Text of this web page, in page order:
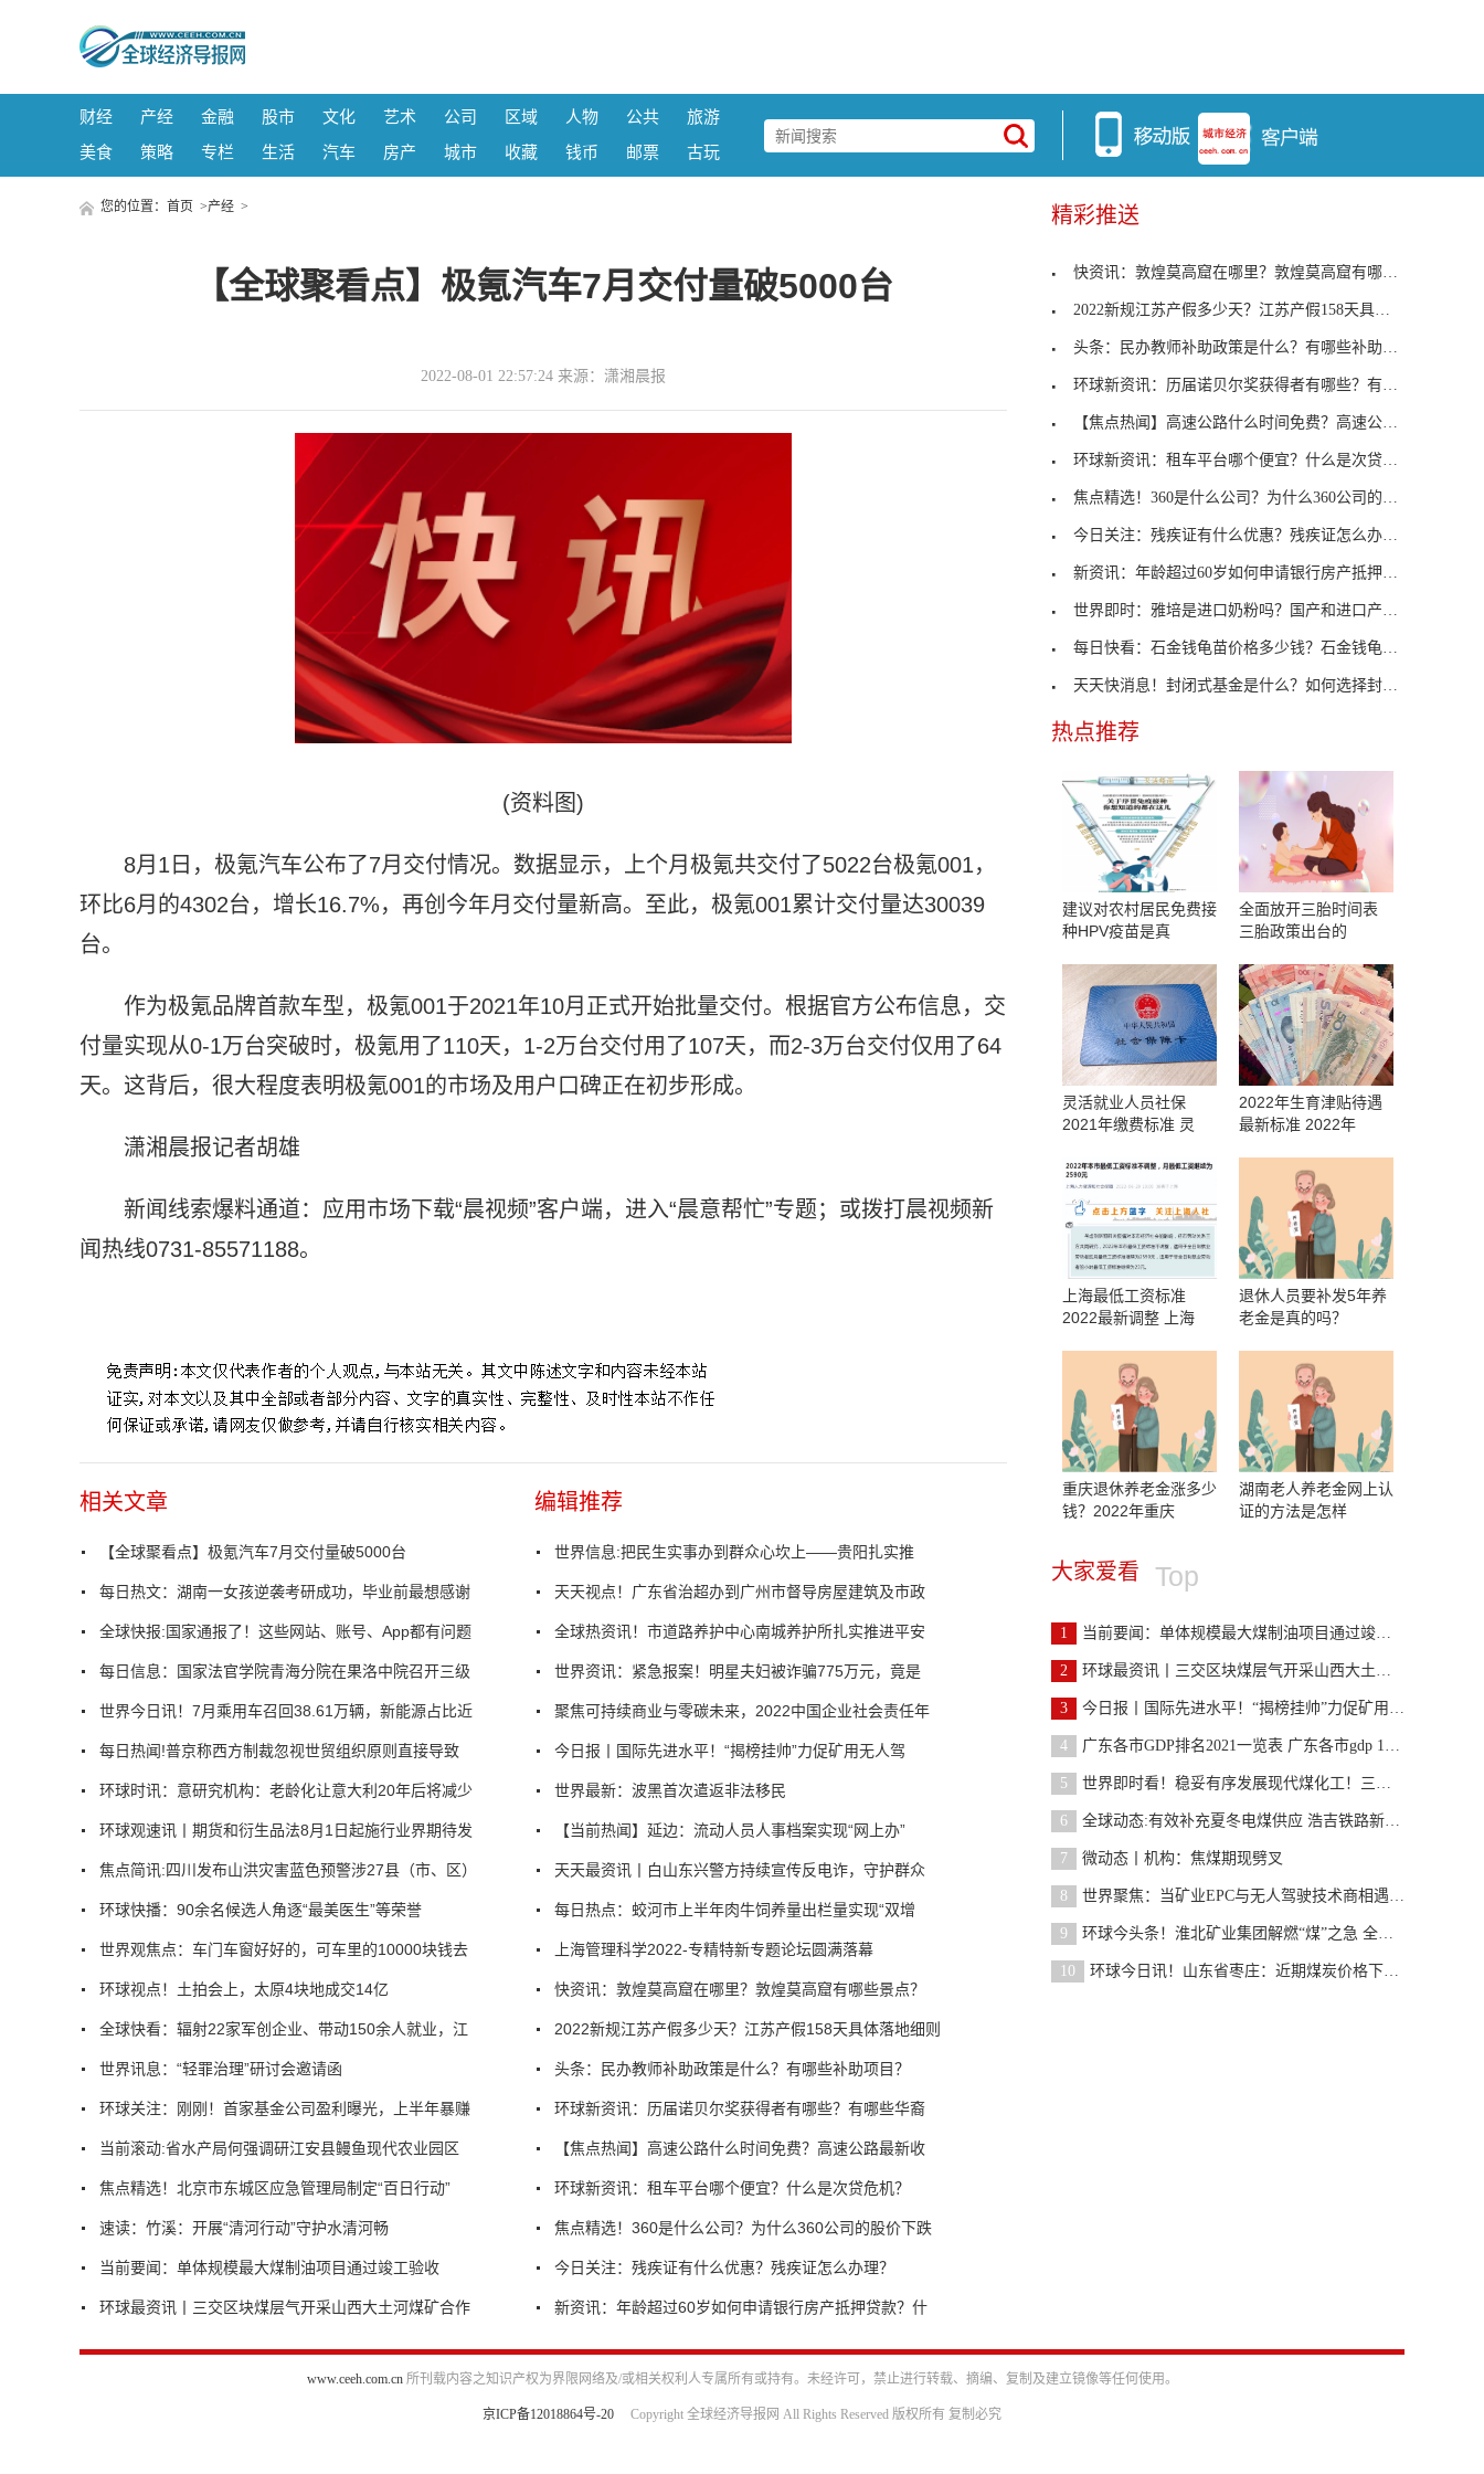
财经 产经 金融 股市 文化 艺术 公司 区域 人物 公共
旅游
美食
策略 专栏 生活 汽车 房产 城市 收藏 钱币 邮票 古玩
您的位置： 首页 >产经 >
【全球聚看点】极氪汽车7月交付量破5000台
2022-08-01 22:57:24 来源：潇湘晨报
(资料图)
8月1日，极氪汽车公布了7月交付情况。数据显示，上个月极氪共交付了5022台极氪001，
环比6月的4302台，增长16.7%，再创今年月交付量新高。至此，极氪001累计交付量达30039
台。
作为极氪品牌首款车型，极氪001于2021年10月正式开始批量交付。根据官方公布信息，交
付量实现从0-1万台突破时，极氪用了110天，1-2万台交付用了107天，而2-3万台交付仅用了64
天。这背后，很大程度表明极氪001的市场及用户口碑正在初步形成。
潇湘晨报记者胡雄
新闻线索爆料通道：应用市场下载“晨视频”客户端，进入“晨意帮忙”专题；或拨打晨视频新
闻热线0731-85571188。
相关文章
【全球聚看点】极氪汽车7月交付量破5000台
每日热文：湖南一女孩逆袭考研成功，毕业前最想感谢
全球快报:国家通报了！这些网站、账号、App都有问题
每日信息：国家法官学院青海分院在果洛中院召开三级
世界今日讯！7月乘用车召回38.61万辆，新能源占比近
每日热闻!普京称西方制裁忽视世贸组织原则直接导致
环球时讯：意研究机构：老龄化让意大利20年后将减少
环球观速讯丨期货和衍生品法8月1日起施行业界期待发
焦点简讯:四川发布山洪灾害蓝色预警涉27县（市、区）
环球快播：90余名候选人角逐“最美医生”等荣誉
世界观焦点：车门车窗好好的，可车里的10000块钱去
环球视点！土拍会上，太原4块地成交14亿
全球快看：辐射22家军创企业、带动150余人就业，江
世界讯息：“轻罪治理”研讨会邀请函
环球关注：刚刚！首家基金公司盈利曝光，上半年暴赚
当前滚动:省水产局何强调研江安县鳗鱼现代农业园区
焦点精选！北京市东城区应急管理局制定“百日行动”
速读：竹溪：开展“清河行动”守护水清河畅
当前要闻：单体规模最大煤制油项目通过竣工验收
环球最资讯丨三交区块煤层气开采山西大土河煤矿合作
编辑推荐
世界信息:把民生实事办到群众心坎上——贵阳扎实推
天天视点！广东省治超办到广州市督导房屋建筑及市政
全球热资讯！市道路养护中心南城养护所扎实推进平安
世界资讯：紧急报案！明星夫妇被诈骗775万元，竟是
聚焦可持续商业与零碳未来，2022中国企业社会责任年
今日报丨国际先进水平！“揭榜挂帅”力促矿用无人驾
世界最新：波黑首次遣返非法移民
【当前热闻】延边：流动人员人事档案实现“网上办”
天天最资讯丨白山东兴警方持续宣传反电诈，守护群众
每日热点：蛟河市上半年肉牛饲养量出栏量实现“双增
上海管理科学2022-专精特新专题论坛圆满落幕
快资讯：敦煌莫高窟在哪里？敦煌莫高窟有哪些景点？
2022新规江苏产假多少天？江苏产假158天具体落地细则
头条：民办教师补助政策是什么？有哪些补助项目？
环球新资讯：历届诺贝尔奖获得者有哪些？有哪些华裔
【焦点热闻】高速公路什么时间免费？高速公路最新收
环球新资讯：租车平台哪个便宜？什么是次贷危机？
焦点精选！360是什么公司？为什么360公司的股价下跌
今日关注：残疾证有什么优惠？残疾证怎么办理？
新资讯：年龄超过60岁如何申请银行房产抵押贷款？什
精彩推送
快资讯：敦煌莫高窟在哪里？敦煌莫高窟有哪些景点？
2022新规江苏产假多少天？江苏产假158天具体落地细则
头条：民办教师补助政策是什么？有哪些补助项目？
环球新资讯：历届诺贝尔奖获得者有哪些？有哪些华裔
【焦点热闻】高速公路什么时间免费？高速公路最新收
环球新资讯：租车平台哪个便宜？什么是次贷危机？
焦点精选！360是什么公司？为什么360公司的股价下跌
今日关注：残疾证有什么优惠？残疾证怎么办理？
新资讯：年龄超过60岁如何申请银行房产抵押贷款？什
世界即时：雅培是进口奶粉吗？国产和进口产品的区别
每日快看：石金钱龟苗价格多少钱？石金钱龟统一定价
天天快消息！封闭式基金是什么？如何选择封闭式基金
热点推荐
建议对农村居民免费接
种HPV疫苗是真
全面放开三胎时间表
三胎政策出台的
灵活就业人员社保
2021年缴费标准 灵
2022年生育津贴待遇
最新标准 2022年
上海最低工资标准
2022最新调整 上海
退休人员要补发5年养
老金是真的吗？
重庆退休养老金涨多少
钱？2022年重庆
湖南老人养老金网上认
证的方法是怎样
大家爱看 Top
1 当前要闻：单体规模最大煤制油项目通过竣工验收
2 环球最资讯丨三交区块煤层气开采山西大土河煤矿合作
3 今日报丨国际先进水平！“揭榜挂帅”力促矿用无人驾
4 广东各市GDP排名2021一览表 广东各市gdp 10年全国排名
5 世界即时看！稳妥有序发展现代煤化工！三部门发布《
6 全球动态:有效补充夏冬电煤供应 浩吉铁路新建300万
7 微动态丨机构：焦煤期现劈叉
8 世界聚焦：当矿业EPC与无人驾驶技术商相遇，向“全
9 环球今头条！淮北矿业集团解燃“煤”之急 全力保障
10 环球今日讯！山东省枣庄：近期煤炭价格下行明显
www.ceeh.com.cn所刊载内容之知识产权为界限网络及/或相关权利人专属所有或持有。未经许可，禁止进行转载、摘编、复制及建立镜像等任何使用。
京ICP备12018864号-20 Copyright 全球经济导报网 All Rights Reserved 版权所有 复制必究